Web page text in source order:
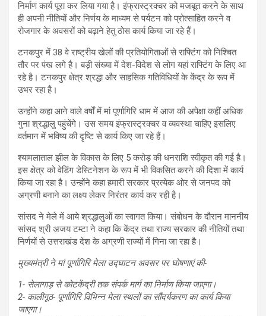
निर्माण कार्य पूरा कर लिया गया है। इंफ्रास्ट्रक्चर को मजबूत करने के साथ
ही अपनी नीतियों और निर्णय के माध्यम से पर्यटन को प्रोत्साहित करने व
रोजगार के अवसरों को बढ़ाने हेतु ठोस कार्य किया जा रहे हैं।
टनकपुर में 38 वे राष्ट्रीय खेलों की प्रतियोगिताओं से राफ्टिंग को निश्चित
तौर पर पंख लगे है। बड़ी संख्या में देश-विदेश से लोग यहां राफ्टिंग के लिए आ
रहे है। टनकपुर क्षेत्र श्रद्धा और साहसिक गतिविधियों के केंद्र के रूप में
उभर रहा है।
उन्होंने कहा आने वाले वर्षों में मां पूर्णागिरि धाम में आज की अपेक्षा कहीं अधिक
गुना श्रद्धालु पहुंचेंगे। उस समय इंफ्रास्ट्रक्चर व व्यवस्था चाहिए इसलिए
वर्तमान में भविष्य की दृष्टि से कार्य किए जा रहे हैं।
श्यामलाताल झील के विकास के लिए 5 करोड़ की धनराशि स्वीकृत की गई है।
इस क्षेत्र को वेडिंग डेस्टिनेशन के रूप में भी विकसित करने की दिशा में कार्य
किया जा रहा है। उन्होंने कहा हमारी सरकार प्रत्येक ओर से जनपद को
अग्रणी बनाने का लक्ष्य लेकर निरंतर कार्य कर रही है।
सांसद ने मेले में आये श्रद्धालुओं का स्वागत किया। संबोधन के दौरान माननीय
सांसद श्री अजय टम्टा ने कहा कि केंद्र तथा राज्य सरकार की नीतियों तथा
निर्णयों से उत्तराखंड देश के अग्रणी राज्यों में गिना जा रहा है।
मुख्यमंत्री ने मां पूर्णागिरि मेला उद्घाटन अवसर पर घोषणाएं की-
1- सेलागाड़ से कोटकेंद्री तक संपर्क मार्ग का निर्माण किया जाएगा।
2- कालीगूठ- पूर्णागिरि विभिन्न मेला स्थलों का सौंदर्यकरण का कार्य किया
जाएगा।